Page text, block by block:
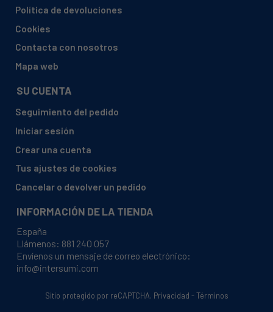
Política de devoluciones
Cookies
Contacta con nosotros
Mapa web
SU CUENTA
Seguimiento del pedido
Iniciar sesión
Crear una cuenta
Tus ajustes de cookies
Cancelar o devolver un pedido
INFORMACIÓN DE LA TIENDA
España
Llámenos: 881 240 057
Envíenos un mensaje de correo electrónico:
info@intersumi.com
Sitio protegido por reCAPTCHA. Privacidad -Términos